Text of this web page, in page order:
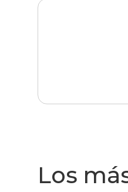
Los